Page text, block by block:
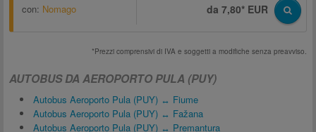
con: Nomago da 7,80* EUR
*Prezzi comprensivi di IVA e soggetti a modifiche senza preavviso.
AUTOBUS DA AEROPORTO PULA (PUY)
Autobus Aeroporto Pula (PUY) ↔ Fiume
Autobus Aeroporto Pula (PUY) ↔ Fažana
Autobus Aeroporto Pula (PUY) ↔ Premantura